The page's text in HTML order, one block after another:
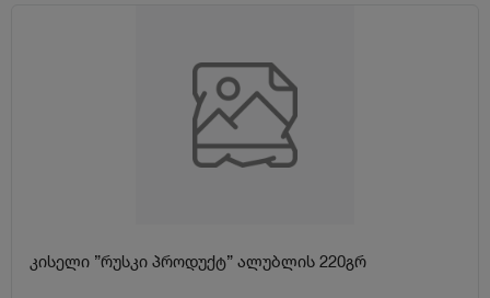
კისელი ”რუსკი პროდუქტ” ალუბლის 220გრ